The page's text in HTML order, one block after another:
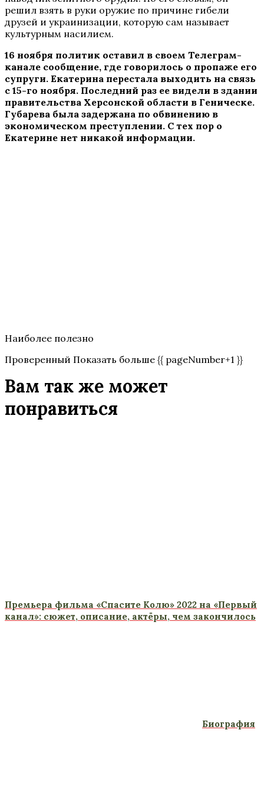
решил взять в руки оружие по причине гибели
друзей и украинизации, которую сам называет
культурным насилием.
16 ноября политик оставил в своем Телеграм-
канале сообщение, где говорилось о пропаже его
супруги. Екатерина перестала выходить на связь
с 15-го ноября. Последний раз ее видели в здании
правительства Херсонской области в Геническе.
Губарева была задержана по обвинению в
экономическом преступлении. С тех пор о
Екатерине нет никакой информации.
Наиболее полезно
Проверенный Показать больше {{ pageNumber+1 }}
Вам так же может
понравиться
Премьера фильма «Спасите Колю» 2022 на «Первый
канал»: сюжет, описание, актёры, чем закончилось
Биография